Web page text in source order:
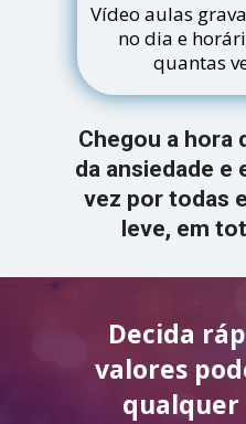
Chegou a hora
da ansiedade e
vez por todas
leve, em
Vídeo aulas
no dia e
quantas
Decida
valores